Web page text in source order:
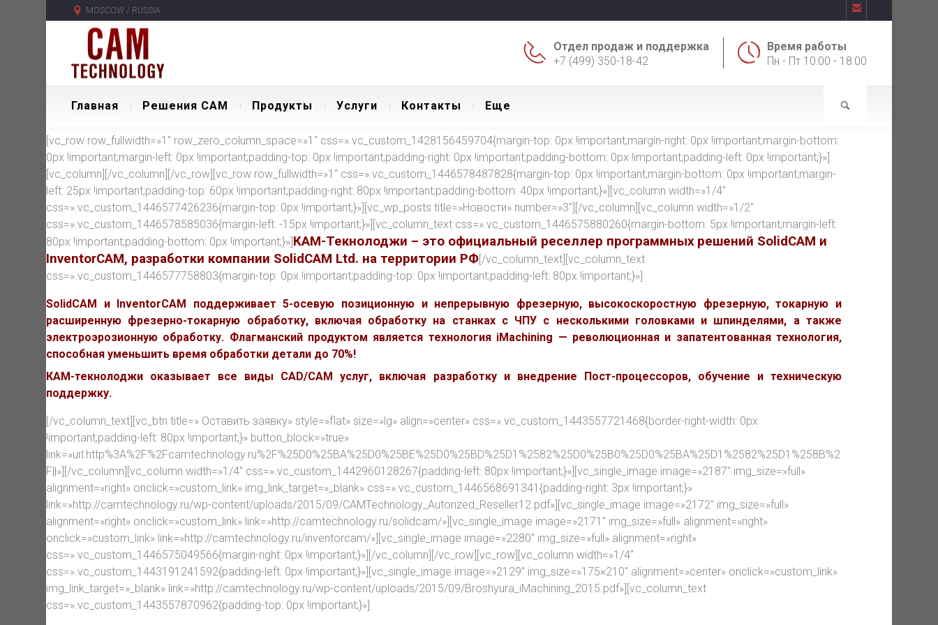
MOSCOW / RUSSIA 
Время работы
Пн - Пт 10:00 - 18:00
Отдел продаж и поддержка
+7 (499) 350-18-42
Главная Решения CAM Продукты Уcлуги Контакты Еще
[vc_row row_fullwidth=»1″ row_zero_column_space=»1″ css=».vc_custom_1428156459704{margin-top: 0px !important;margin-right: 0px !important;margin-bottom:
0px !important;margin-left: 0px !important;padding-top: 0px !important;padding-right: 0px !important;padding-bottom: 0px !important;padding-left: 0px !important;}»]
[vc_column][/vc_column][/vc_row][vc_row row_fullwidth=»1″ css=».vc_custom_1446578487828{margin-top: 0px !important;margin-bottom: 0px !important;margin-
left: 25px !important;padding-top: 60px !important;padding-right: 80px !important;padding-bottom: 40px !important;}»][vc_column width=»1/4″
css=».vc_custom_1446577426236{margin-top: 0px !important;}»][vc_wp_posts title=»Новости» number=»3″][/vc_column][vc_column width=»1/2″
css=».vc_custom_1446578585036{margin-left: -15px !important;}»][vc_column_text css=».vc_custom_1446575880260{margin-bottom: 5px !important;margin-left:
80px !important;padding-bottom: 0px !important;}»]КАМ-Текнолоджи – это официальный реселлер программных решений SolidCAM и
InventorCAM, разработки компании SolidCAM Ltd. на территории РФ[/vc_column_text][vc_column_text
css=».vc_custom_1446577758803{margin-top: 0px !important;padding-top: 0px !important;padding-left: 80px !important;}»]
SolidCAM и InventorCAM поддерживает 5-осевую позиционную и непрерывную фрезерную, высокоскоростную фрезерную, токарную и
расширенную фрезерно-токарную обработку, включая обработку на станках с ЧПУ с несколькими головками и шпинделями, а также
электроэрозионную обработку. Флагманский продуктом является технология iMachining — революционная и запатентованная технология,
способная уменьшить время обработки детали до 70%!
КАМ-текнолоджи оказывает все виды CAD/CAM услуг, включая разработку и внедрение Пост-процессоров, обучение и техническую
поддержку.
[/vc_column_text][vc_btn title=» Оставить заявку» style=»flat» size=»lg» align=»center» css=».vc_custom_1443557721468{border-right-width: 0px
!important;padding-left: 80px !important;}» button_block=»true»
link=»url:http%3A%2F%2Fcamtechnology.ru%2F%25D0%25BA%25D0%25BE%25D0%25BD%25D1%2582%25D0%25B0%25D0%25BA%25D1%2582%25D1%258B%2
F||»][/vc_column][vc_column width=»1/4″ css=».vc_custom_1442960128267{padding-left: 80px !important;}»][vc_single_image image=»2187″ img_size=»full»
alignment=»right» onclick=»custom_link» img_link_target=»_blank» css=».vc_custom_1446568691341{padding-right: 3px !important;}»
link=»http://camtechnology.ru/wp-content/uploads/2015/09/CAMTechnology_Autorized_Reseller12.pdf»][vc_single_image image=»2172″ img_size=»full»
alignment=»right» onclick=»custom_link» link=»http://camtechnology.ru/solidcam/»][vc_single_image image=»2171″ img_size=»full» alignment=»right»
onclick=»custom_link» link=»http://camtechnology.ru/inventorcam/»][vc_single_image image=»2280″ img_size=»full» alignment=»right»
css=».vc_custom_1446575049566{margin-right: 0px !important;}»][/vc_column][/vc_row][vc_row][vc_column width=»1/4″
css=».vc_custom_1443191241592{padding-left: 0px !important;}»][vc_single_image image=»2129″ img_size=»175×210″ alignment=»center» onclick=»custom_link»
img_link_target=»_blank» link=»http://camtechnology.ru/wp-content/uploads/2015/09/Broshyura_iMachining_2015.pdf»][vc_column_text
css=».vc_custom_1443557870962{padding-top: 0px !important;}»]